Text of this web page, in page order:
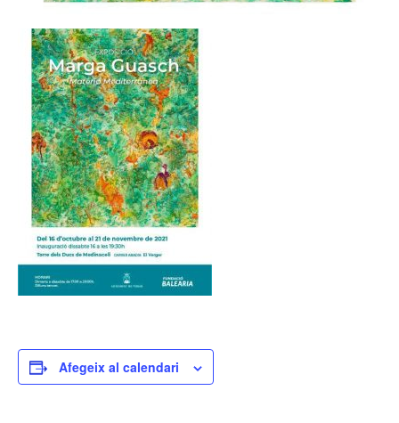
Afegeix al calendari